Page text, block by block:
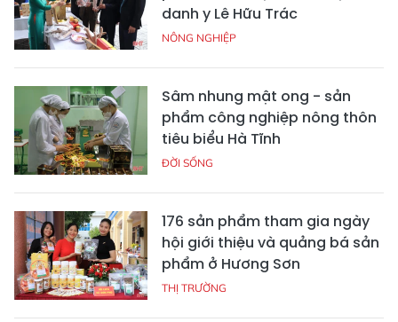
danh y Lê Hữu Trác
NÔNG NGHIỆP
Sâm nhung mật ong - sản
phẩm công nghiệp nông thôn
tiêu biểu Hà Tĩnh
ĐỜI SỐNG
176 sản phẩm tham gia ngày
hội giới thiệu và quảng bá sản
phẩm ở Hương Sơn
THỊ TRƯỜNG